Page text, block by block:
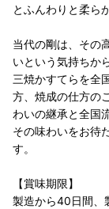
とふんわりと柔ら
当代の剛は、その
いという気持ちか
三焼かすてらを全
方、焼成の仕方の
わいの継承と全国
その味わいをお待
す。
【賞味期限】
製造から40日間、